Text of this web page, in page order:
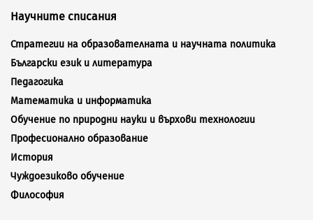
Научните списания
Стратегии на образователната и научната политика
Български език и литература
Педагогика
Математика и информатика
Обучение по природни науки и върхови технологии
Професионално образование
История
Чуждоезиково обучение
Философия